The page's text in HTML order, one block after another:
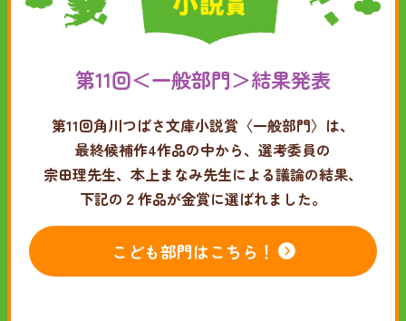
第11回＜一般部門＞結果発表
第11回角川つばさ文庫小説賞〈一般部門〉は、
最終候補作4作品の中から、選考委員の
宗田理先生、本上まなみ先生による議論の結果、
下記の２作品が金賞に選ばれました。
こども部門はこちら！